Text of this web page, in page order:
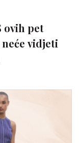
ovih pet
vidjeti